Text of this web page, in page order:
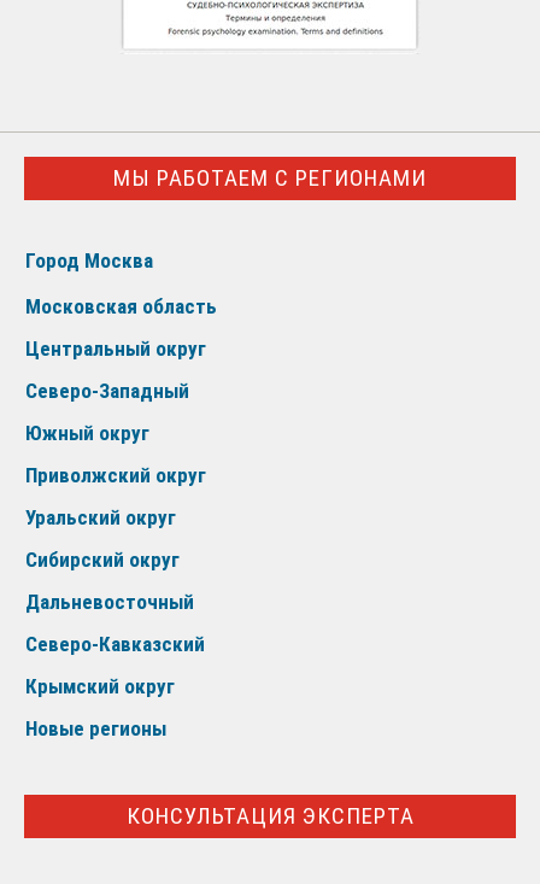
МЫ РАБОТАЕМ С РЕГИОНАМИ
Город Москва
Московская область
Центральный округ
Северо-Западный
Южный округ
Приволжский округ
Уральский округ
Сибирский округ
Дальневосточный
Северо-Кавказский
Крымский округ
Новые регионы
КОНСУЛЬТАЦИЯ ЭКСПЕРТА